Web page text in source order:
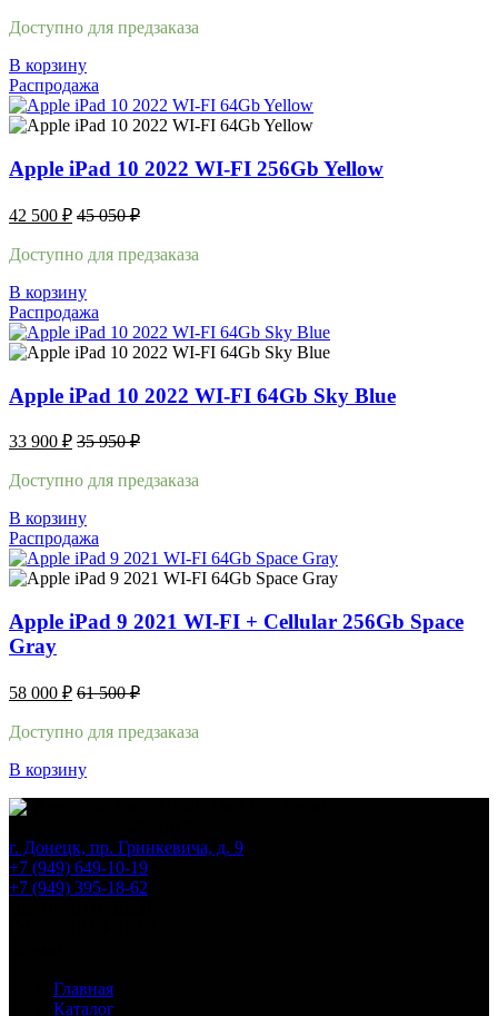
Доступно для предзаказа
В корзину
Распродажа
Apple iPad 10 2022 WI-FI 256Gb Yellow
42 500 ₽ 45 050₽
Доступно для предзаказа
В корзину
Распродажа
Apple iPad 10 2022 WI-FI 64Gb Sky Blue
33 900 ₽ 35 950₽
Доступно для предзаказа
В корзину
Распродажа
Apple iPad 9 2021 WI-FI + Cellular 256Gb Space
Gray
58 000 ₽ 61 500₽
Доступно для предзаказа
В корзину
г. Донецк, пр. Гринкевича, д. 9
+7 (949) 649-10-19
+7 (949) 395-18-62
Главная
Каталог